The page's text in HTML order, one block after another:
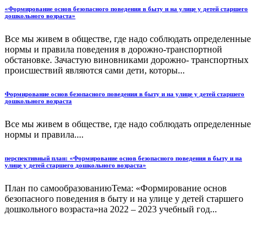
«Формирование основ безопасного поведения в быту и на улице у детей старшего
дошкольного возраста»
Все мы живем в обществе, где надо соблюдать определенные
нормы и правила поведения в дорожно-транспортной
обстановке. Зачастую виновниками дорожно- транспортных
происшествий являются сами дети, которы...
Формирование основ безопасного поведения в быту и на улице у детей старшего
дошкольного возраста
Все мы живем в обществе, где надо соблюдать определенные
нормы и правила....
перспективный план: «Формирование основ безопасного поведения в быту и на
улице у детей старшего дошкольного возраста»
План по самообразованиюТема: «Формирование основ
безопасного поведения в быту и на улице у детей старшего
дошкольного возраста»на 2022 – 2023 учебный год...